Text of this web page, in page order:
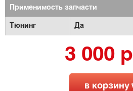
Применимость запчасти
Тюнинг Да
3 000
в корзину